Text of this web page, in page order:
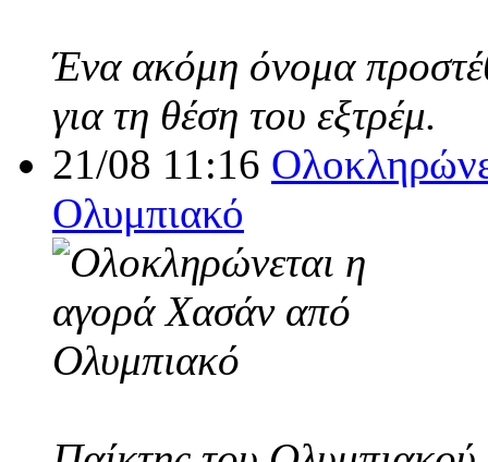
Ένα ακόμη όνομα
για τη θέση του εξτρέμ.
21/08 11:16
Ολυμπιακό